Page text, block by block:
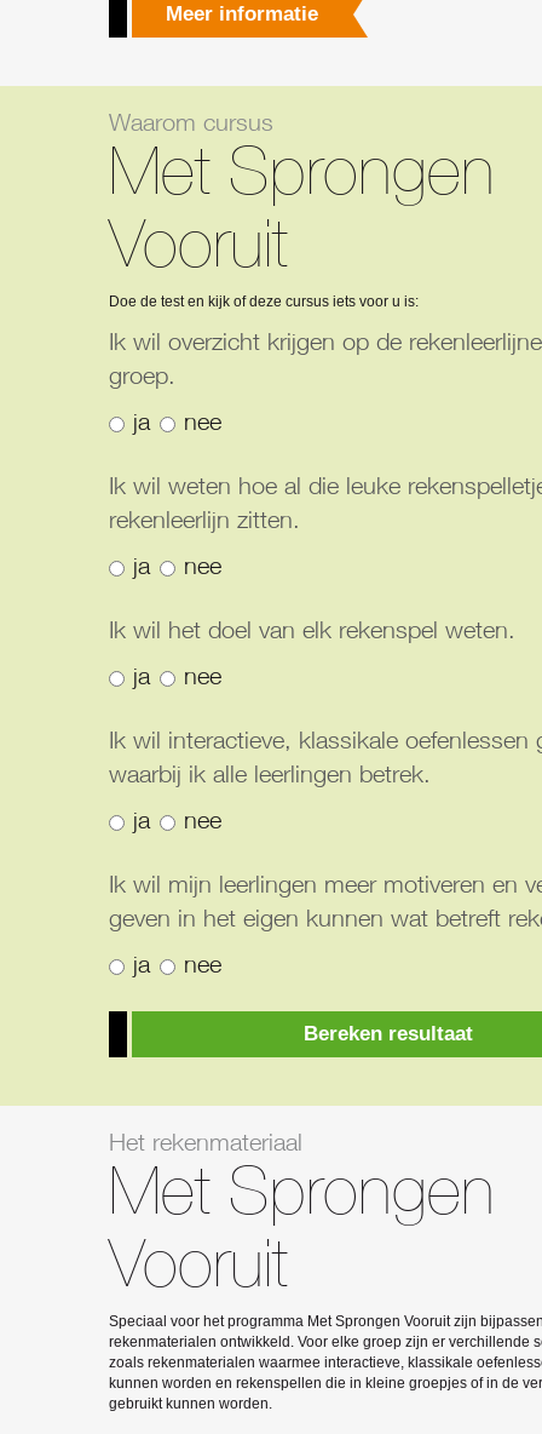
Meer informatie
Waarom cursus
Met Sprongen
Vooruit
Doe de test en kijk of deze cursus iets voor u is:
Ik wil overzicht krijgen op de
groep.
ja
nee
Ik wil weten hoe al die leuke
rekenleerlijn zitten.
ja
nee
Ik wil het doel van elk rekenspel weten.
ja
nee
Ik wil interactieve, klassikale oefenlessen
waarbij ik alle leerlingen betrek.
ja
nee
Ik wil mijn leerlingen meer motiveren en
geven in het eigen kunnen wat betreft
ja
nee
Bereken resultaat
Het rekenmateriaal
Met Sprongen
Vooruit
Speciaal voor het programma Met Sprongen Vooruit zijn
rekenmaterialen ontwikkeld. Voor elke groep zijn er verchillende
zoals rekenmaterialen waarmee interactieve, klassikale
kunnen worden en rekenspellen die in kleine groepjes of in de
gebruikt kunnen worden.